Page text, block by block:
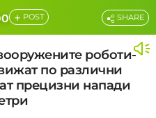
+ POST
роботи-
по различни
прецизни напади
SHARE